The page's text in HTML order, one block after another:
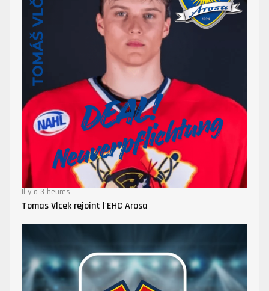
Il y a 3 heures
Tomas Vlcek rejoint l'EHC Arosa